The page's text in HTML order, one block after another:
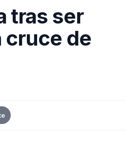
tras ser
cruce de